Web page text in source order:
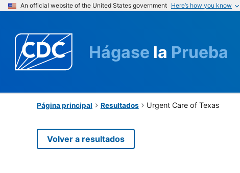
An official website of the United States government Here’s how you know
Hágase la Prueba
Página principal Resultados Urgent Care of Texas
Volver a resultados